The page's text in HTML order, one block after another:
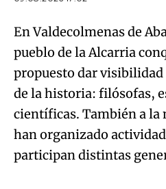
En Valdecolmenas de
pueblo de la Alcarria
propuesto dar visibilidad
de la historia: filósofas,
científicas. También a la
han organizado
participan distintas